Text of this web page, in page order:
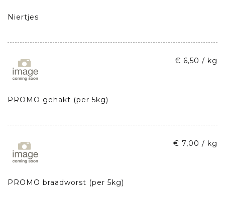
Niertjes
PROMO gehakt (per 5kg)
€ 6,50 / kg
PROMO braadworst (per 5kg)
€ 7,00 / kg